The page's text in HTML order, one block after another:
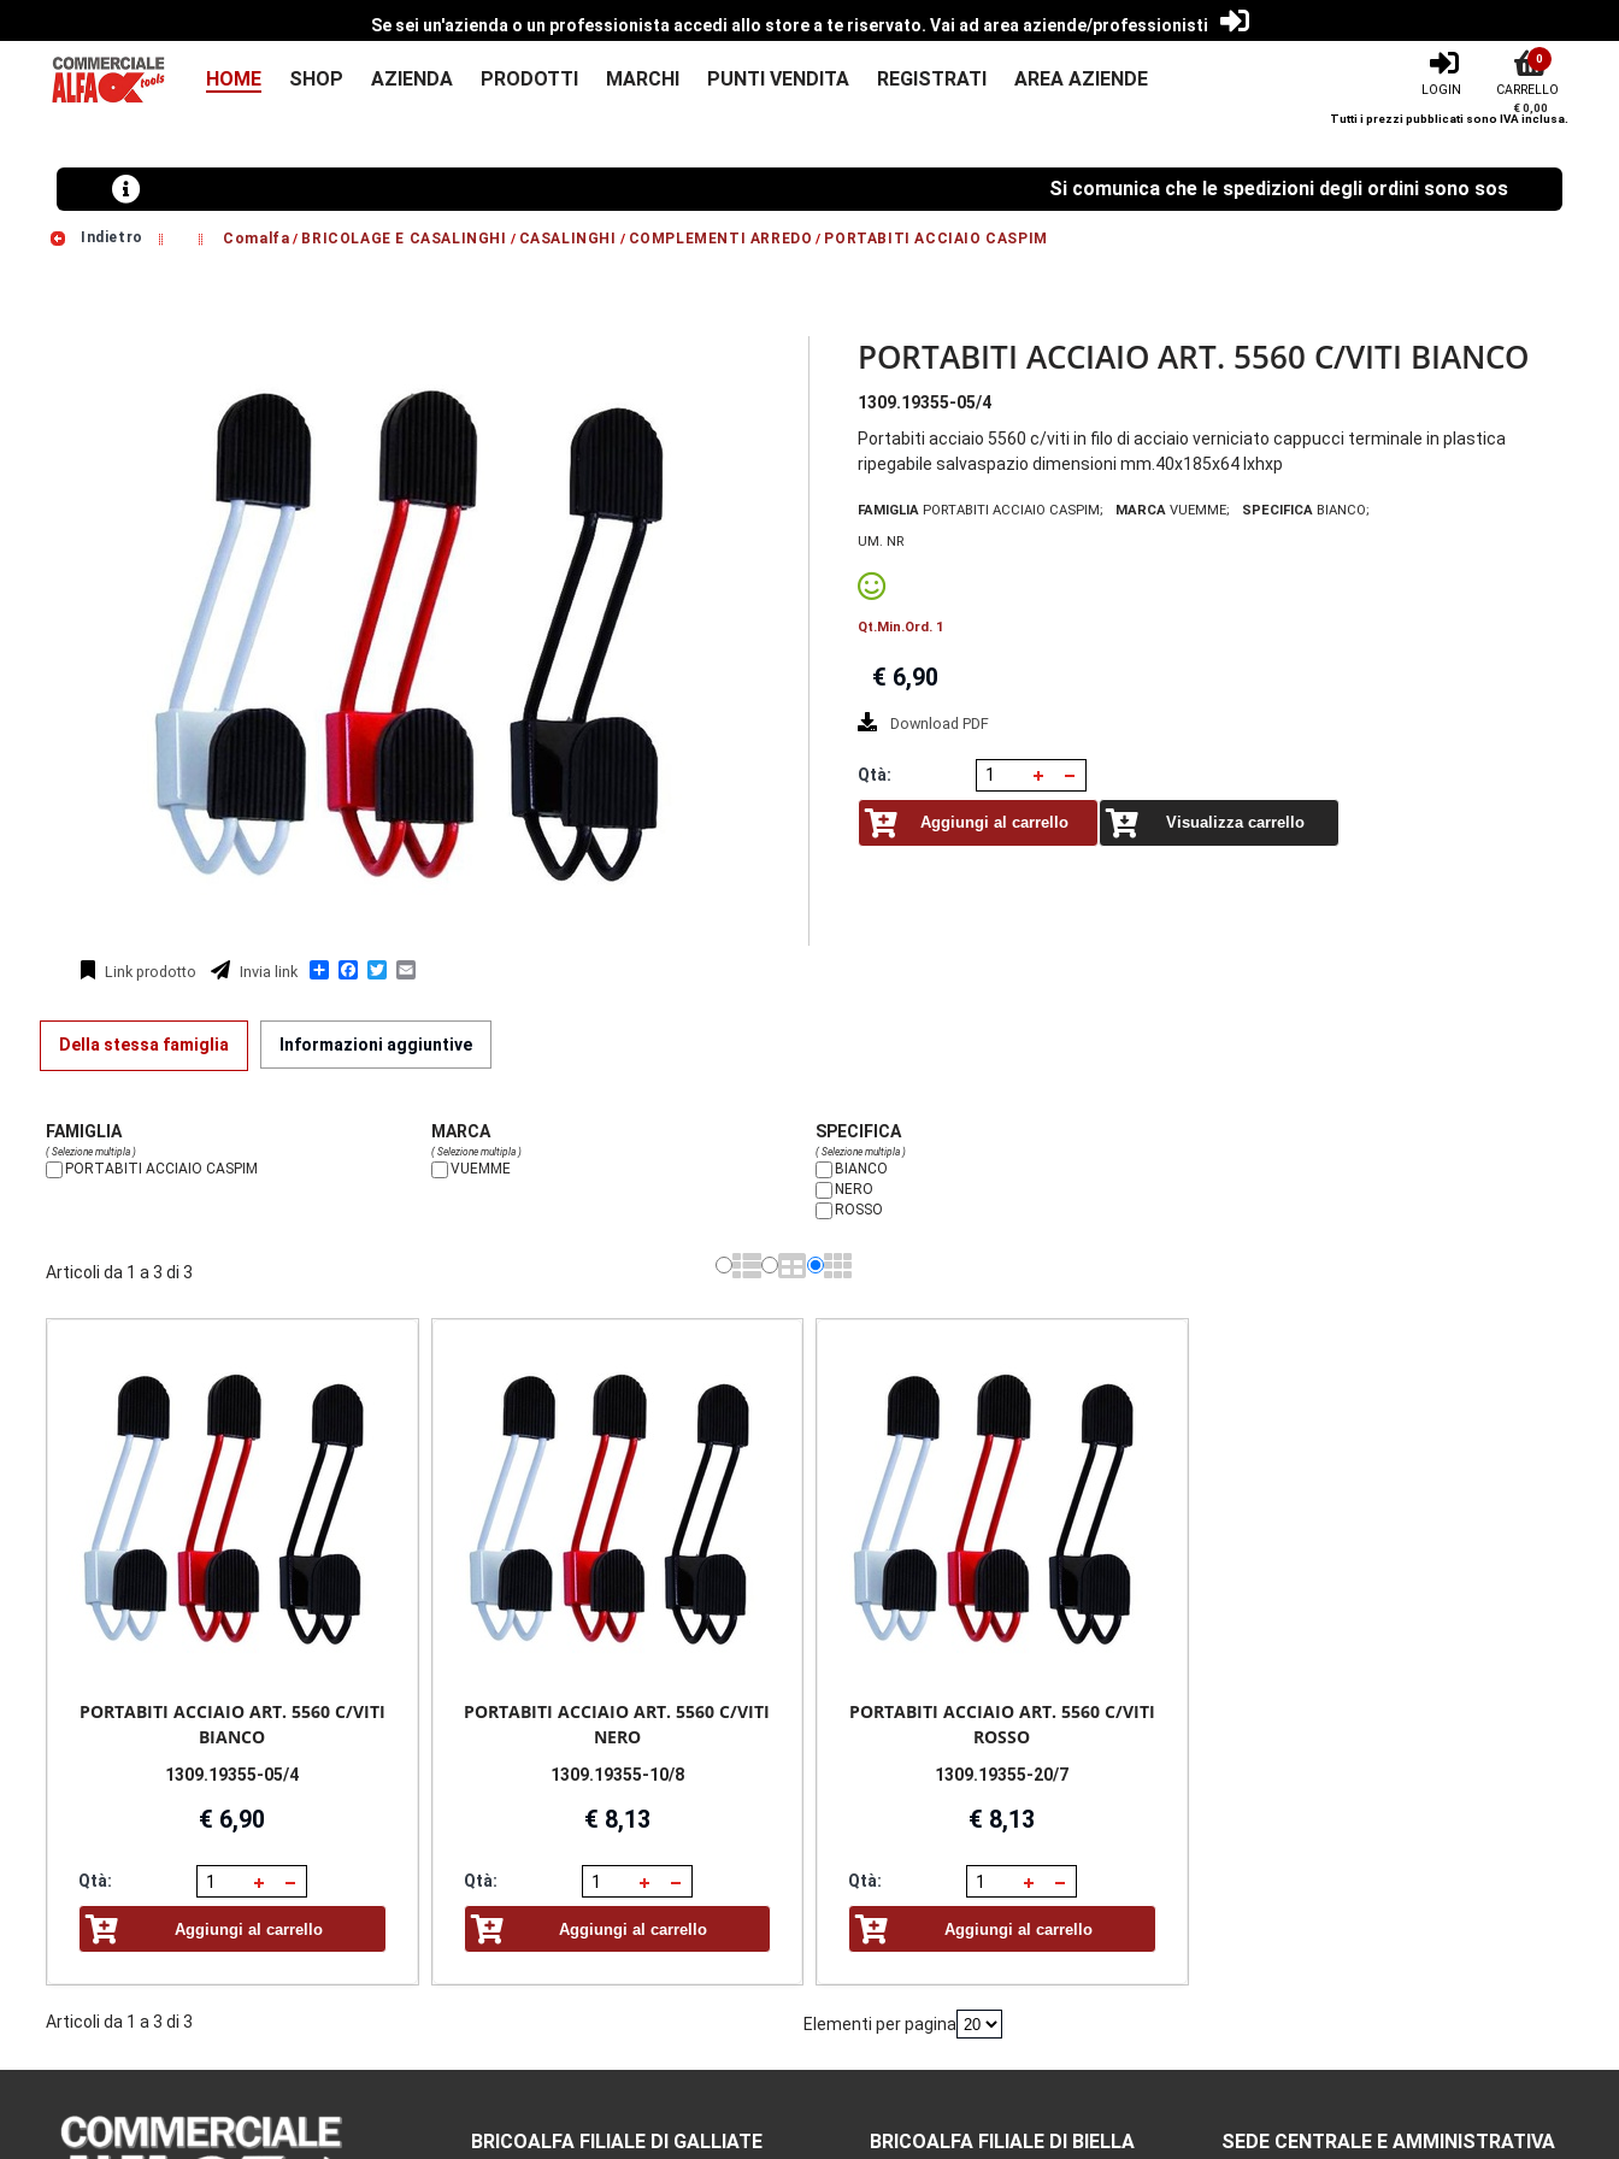
Se sei un'azienda o un professionista accedi allo store a te riservato. Vai ad area aziende/professionisti
Tutti i prezzi pubblicati sono IVA inclusa.
LOGIN CARRELLO
0
€ 0,00
HOME SHOP AZIENDA PRODOTTI MARCHI PUNTI VENDITA REGISTRATI AREA AZIENDE
Si comunica che le spedizioni degli ordini sono sospese dal 08/08/
Indietro Comalfa / BRICOLAGE E CASALINGHI / CASALINGHI / COMPLEMENTI ARREDO / PORTABITI ACCIAIO CASPIM
PORTABITI ACCIAIO ART. 5560 C/VITI BIANCO
1309.19355-05/4
Portabiti acciaio 5560 c/viti in filo di acciaio verniciato cappucci terminale in plastica
ripegabile salvaspazio dimensioni mm.40x185x64 lxhxp
FAMIGLIA PORTABITI ACCIAIO CASPIM MARCA VUEMME SPECIFICA BIANCO
UM. NR
Qt.Min.Ord. 1
Download PDF
€ 6,90
Qtà:
Aggiungi al carrello Visualizza carrello
Link prodotto Invia link Condividi
Facebook
Twitter
Email
Della stessa famiglia Informazioni aggiuntive
FAMIGLIA
( Selezione multipla )
PORTABITI ACCIAIO CASPIM
MARCA
( Selezione multipla )
VUEMME
SPECIFICA
( Selezione multipla )
BIANCO
NERO
ROSSO
Articoli da 1 a 3 di 3
PORTABITI ACCIAIO ART. 5560 C/VITI
BIANCO
1309.19355-05/4
€ 6,90
Qtà:
Aggiungi al carrello
PORTABITI ACCIAIO ART. 5560 C/VITI
NERO
1309.19355-10/8
€ 8,13
Qtà:
Aggiungi al carrello
PORTABITI ACCIAIO ART. 5560 C/VITI
ROSSO
1309.19355-20/7
€ 8,13
Qtà:
Aggiungi al carrello
Articoli da 1 a 3 di 3 Elementi per pagina
BRICOALFA FILIALE DI GALLIATE BRICOALFA FILIALE DI BIELLA SEDE CENTRALE E AMMINISTRATIVA